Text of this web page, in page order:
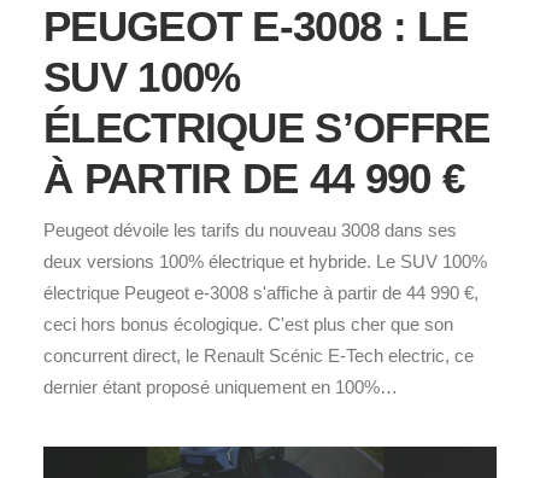
PEUGEOT E-3008 : LE
SUV 100%
ÉLECTRIQUE S’OFFRE
À PARTIR DE 44 990 €
Peugeot dévoile les tarifs du nouveau 3008 dans ses
deux versions 100% électrique et hybride. Le SUV 100%
électrique Peugeot e-3008 s'affiche à partir de 44 990 €,
ceci hors bonus écologique. C'est plus cher que son
concurrent direct, le Renault Scénic E-Tech electric, ce
dernier étant proposé uniquement en 100%…